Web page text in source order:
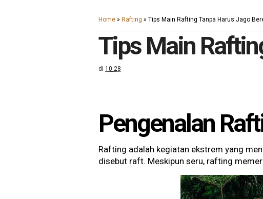
Home » Rafting » Tips Main Rafting Tanpa Harus Jago
Tips Main
di 10.28
Pengenalan
Rafting adalah kegiatan ekstrem yang
disebut raft. Meskipun seru, rafting